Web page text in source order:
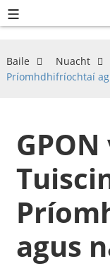
Baile Nuacht
Príomhdhifríochtaí
GPON
agus